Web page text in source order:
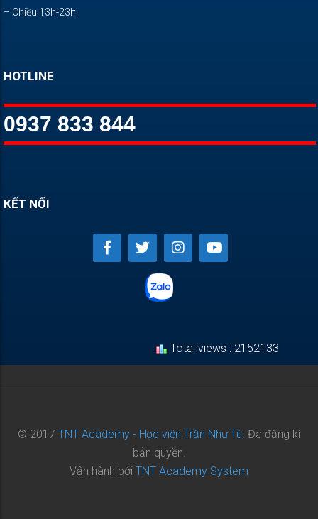
– Chiều:13h-23h
HOTLINE
0937 833 844
KẾT NỐI
Total views : 2152133
© 2017 TNT Academy - Học viện Trần Như Tú. Đã đăng kí
bản quyền.
Vận hành bởi TNT Academy System